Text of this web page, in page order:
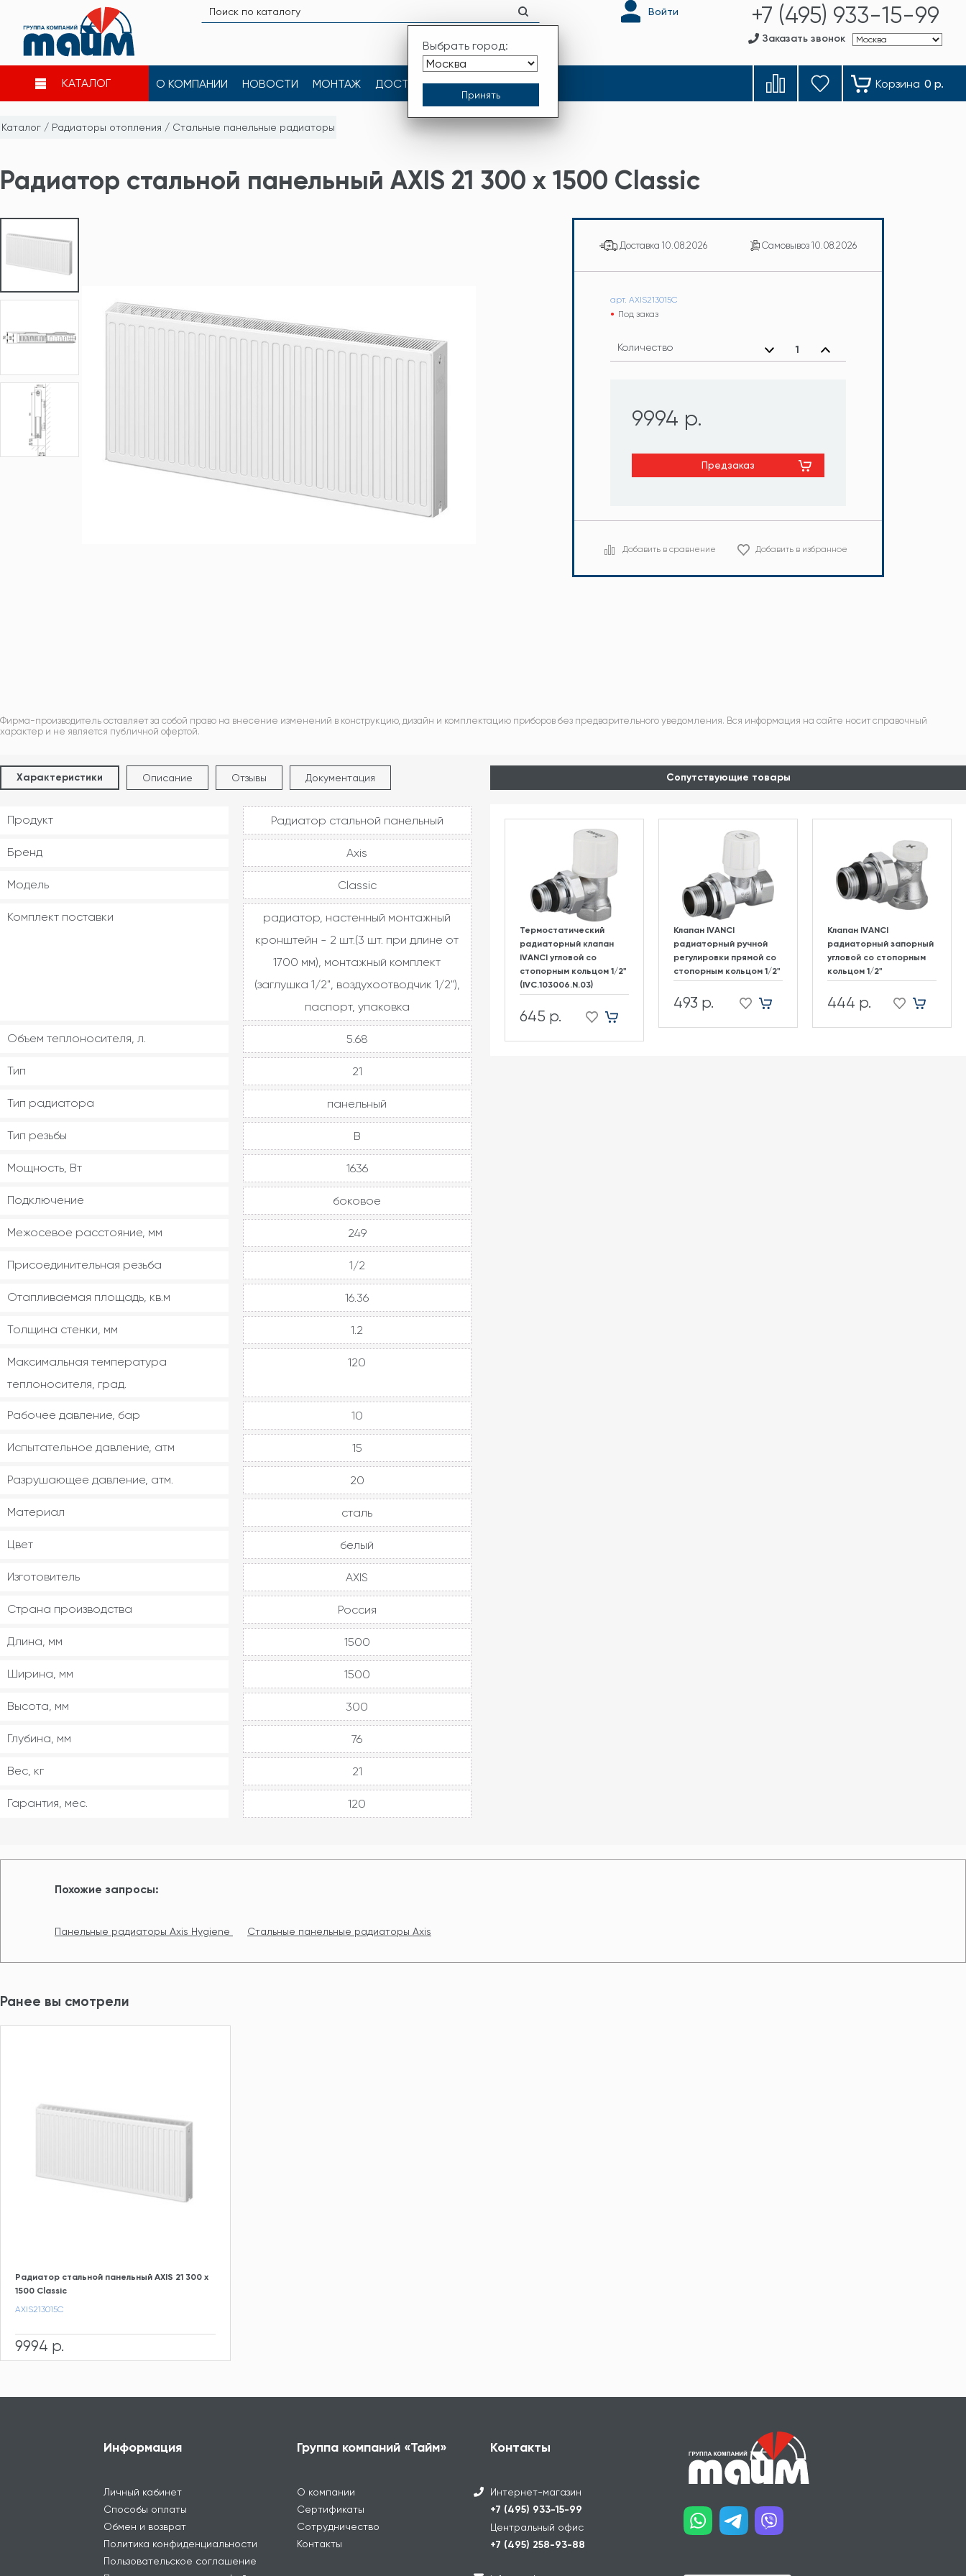
Выбрать город:
Войти +7 (495) 933-15-99
Заказать звонок
КАТАЛОГ О КОМПАНИИ НОВОСТИ МОНТАЖ ДОСТАВКА КОНТАКТЫ Корзина 0 р.
Каталог / Радиаторы отопления / Стальные панельные радиаторы
Радиатор стальной панельный AXIS 21 300 x 1500 Classic
Доставка 10.08.2026 Самовывоз10.08.2026
арт. AXIS213015C
Под заказ
Количество
9994 р.
Предзаказ
Добавить в сравнение Добавить в избранное
Фирма-производитель оставляет за собой право на внесение изменений в конструкцию, дизайн и комплектацию приборов без предварительного уведомления. Вся информация на сайте носит справочный
характер и не является публичной офертой.
Характеристики Описание Отзывы Документация
Продукт Радиатор стальной панельный
Бренд Axis
Модель Classic
Комплект поставки
радиатор, настенный монтажный
кронштейн - 2 шт.(3 шт. при длине от
1700 мм), монтажный комплект
(заглушка 1/2", воздухоотводчик 1/2"),
паспорт, упаковка
Объем теплоносителя, л. 5.68
Тип 21
Тип радиатора панельный
Тип резьбы В
Мощность, Вт 1636
Подключение боковое
Межосевое расстояние, мм 249
Присоединительная резьба 1/2
Отапливаемая площадь, кв.м 16.36
Толщина стенки, мм 1.2
Максимальная температура
теплоносителя, град.
120
Рабочее давление, бар 10
Испытательное давление, атм 15
Разрушающее давление, атм. 20
Материал сталь
Цвет белый
Изготовитель AXIS
Страна производства Россия
Длина, мм 1500
Ширина, мм 1500
Высота, мм 300
Глубина, мм 76
Вес, кг 21
Гарантия, мес. 120
Сопутствующие товары
Термостатический
радиаторный клапан
IVANCI угловой со
стопорным кольцом 1/2"
(IVC.103006.N.03)
645 р.
Клапан IVANCI
радиаторный ручной
регулировки прямой со
стопорным кольцом 1/2"
493 р.
Клапан IVANCI
радиаторный запорный
угловой со стопорным
кольцом 1/2"
444 р.
Похожие запросы:
Панельные радиаторы Axis Hygiene Стальные панельные радиаторы Axis
Ранее вы смотрели
Радиатор стальной панельный AXIS 21 300 x
1500 Classic
AXIS213015C
9994 р.
Информация
Личный кабинет
Способы оплаты
Обмен и возврат
Политика конфиденциальности
Пользовательское соглашение
Группа компаний «Тайм»
О компании
Сертификаты
Сотрудничество
Контакты
Контакты
Интернет-магазин
+7 (495) 933-15-99
Центральный офис
+7 (495) 258-93-88